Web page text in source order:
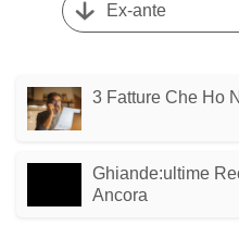
Ex-ante
3 Fatture Che Ho
Ghiande:ultime
Ancora